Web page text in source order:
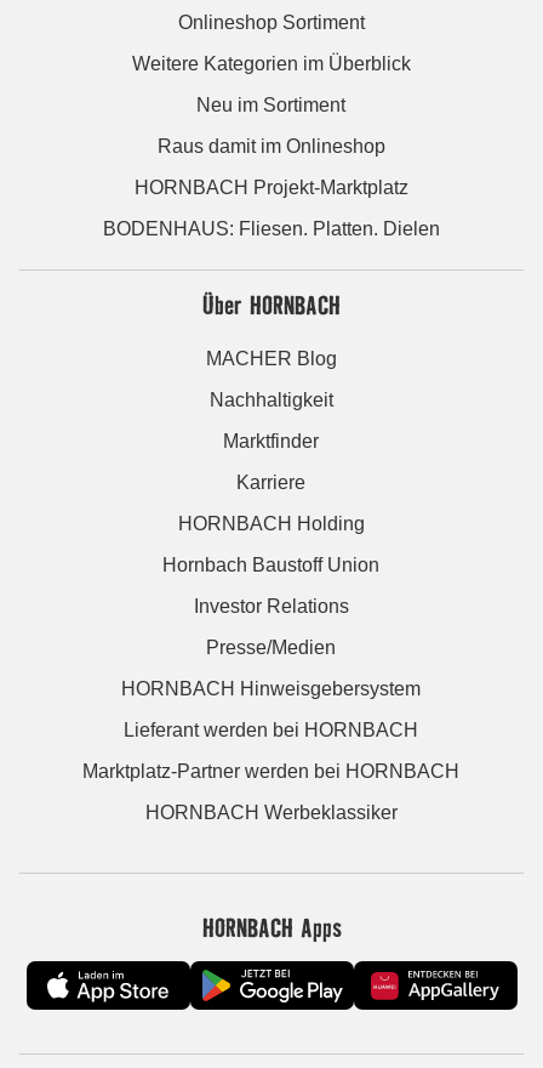
Onlineshop Sortiment
Weitere Kategorien im Überblick
Neu im Sortiment
Raus damit im Onlineshop
HORNBACH Projekt-Marktplatz
BODENHAUS: Fliesen. Platten. Dielen
Über HORNBACH
MACHER Blog
Nachhaltigkeit
Marktfinder
Karriere
HORNBACH Holding
Hornbach Baustoff Union
Investor Relations
Presse/Medien
HORNBACH Hinweisgebersystem
Lieferant werden bei HORNBACH
Marktplatz-Partner werden bei HORNBACH
HORNBACH Werbeklassiker
HORNBACH Apps